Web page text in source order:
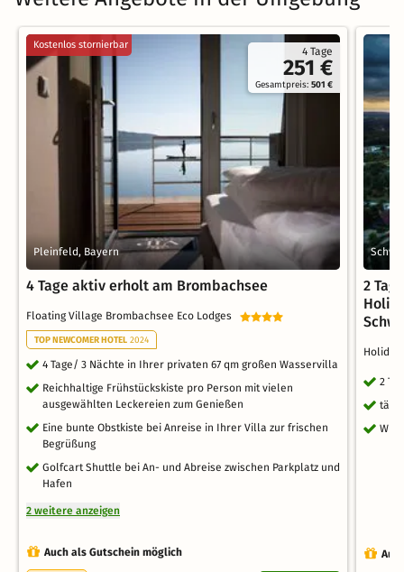
4 Tage
251 €
Gesamtpreis:501 €
Kostenlos stornierbar
Pleinfeld, Bayern
4 Tage aktiv erholt am Brombachsee
Floating Village Brombachsee Eco Lodges
TOP NEWCOMER HOTEL 2024
4 Tage/ 3 Nächte in Ihrer privaten 67 qm großen Wasservilla
Reichhaltige Frühstückskiste pro Person mit vielen
ausgewählten Leckereien zum Genießen
Eine bunte Obstkiste bei Anreise in Ihrer Villa zur frischen
Begrüßung
Golfcart Shuttle bei An- und Abreise zwischen Parkplatz und
Hafen
2 weitere anzeigen
Auch als Gutschein möglich
2
2